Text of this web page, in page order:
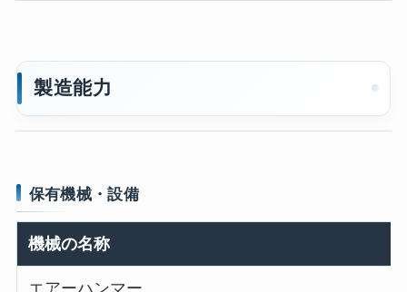
製造能力
保有機械・設備
機械の名称
エアーハンマー